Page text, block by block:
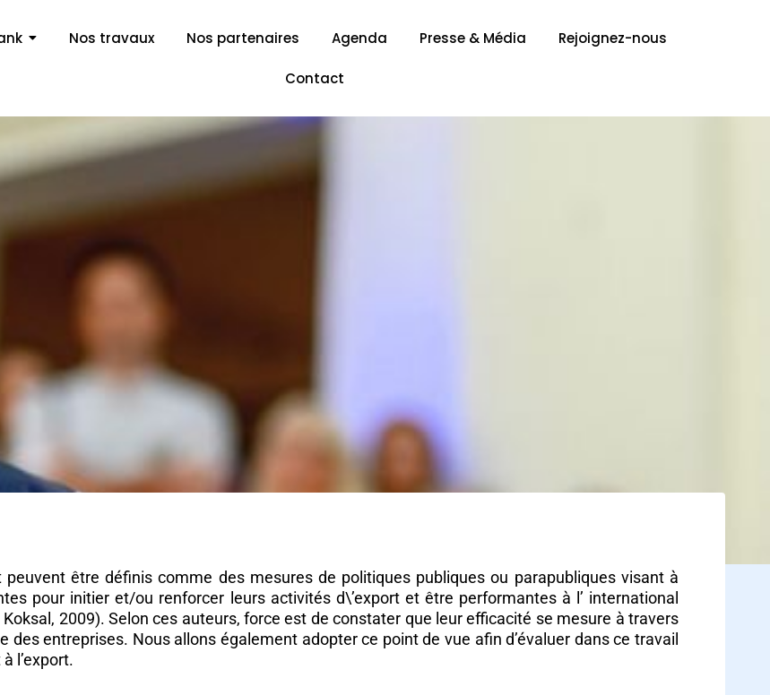
Nos travaux Nos partenaires Agenda Presse & Média Rejoignez-nous
Contact
peuvent être définis comme des mesures de politiques publiques ou parapubliques visant à
pour initier et/ou renforcer leurs activités d\’export et être performantes à l’ international
2009). Selon ces auteurs, force est de constater que leur efficacité se mesure à travers
entreprises. Nous allons également adopter ce point de vue afin d’évaluer dans ce travail
l’export.